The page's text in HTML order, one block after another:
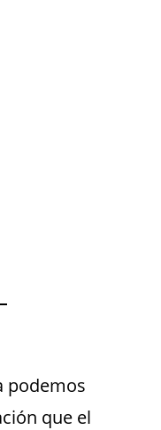
podemos
que el